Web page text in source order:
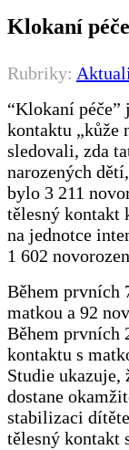
Klokaní
Rubriky:
“Klokaní péče”
kontaktu „kůže
sledovali, zda
narozených
bylo 3 211
tělesný kontakt
na jednotce
1 602
Během prvních
matkou a 92
Během prvních
kontaktu s
Studie ukazuje,
dostane
stabilizaci
tělesný kontakt